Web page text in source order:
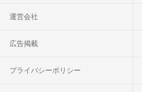
運営会社
広告掲載
プライバシーポリシー